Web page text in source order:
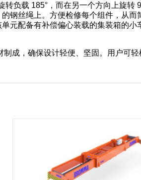
负载 185°，而在另一个方向上旋
钢丝绳上。方便检修每个组件，从
元配备有补偿偏心装载的集装箱的小
成，确保设计轻便、坚固。用户可